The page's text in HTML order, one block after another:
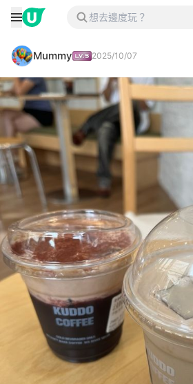
Mummy 2025/10/07